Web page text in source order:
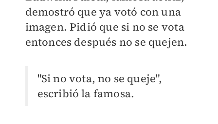
demostró que ya votó con una
imagen. Pidió que si no se vota
entonces después no se quejen.
"Si no vota, no se queje",
escribió la famosa.